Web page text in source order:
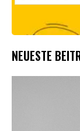
NEUESTE